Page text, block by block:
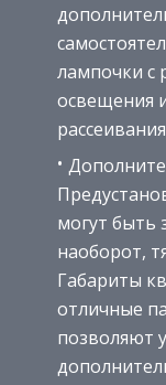
лампочки с
освещения
могут быть
наоборот,
Габариты
отличные
позволяют